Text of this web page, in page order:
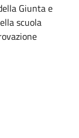
Giunta e
scuola